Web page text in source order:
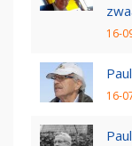
16-
16-